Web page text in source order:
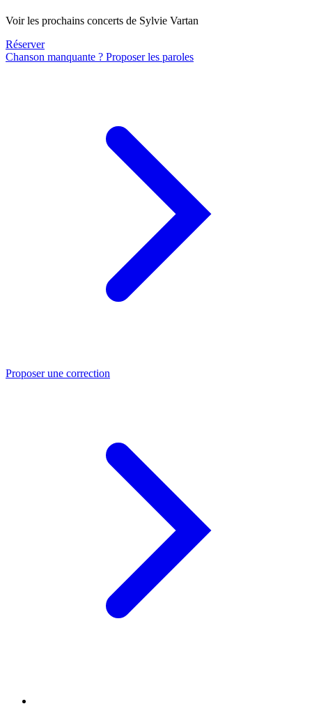
Voir les prochains concerts de Sylvie Vartan
Réserver
Chanson manquante ? Proposer les paroles
Proposer une correction